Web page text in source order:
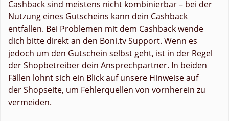
Cashback sind meistens nicht kombinierbar – bei der
Nutzung eines Gutscheins kann dein Cashback
entfallen. Bei Problemen mit dem Cashback wende
dich bitte direkt an den Boni.tv Support. Wenn es
jedoch um den Gutschein selbst geht, ist in der Regel
der Shopbetreiber dein Ansprechpartner. In beiden
Fällen lohnt sich ein Blick auf unsere Hinweise auf
der Shopseite, um Fehlerquellen von vornherein zu
vermeiden.